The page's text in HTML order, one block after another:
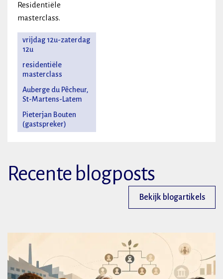
Residentiële
masterclass.
vrijdag 12u-zaterdag
12u
residentiële
masterclass
Auberge du Pêcheur,
St-Martens-Latem
Pieterjan Bouten
(gastspreker)
Recente blogposts
Bekijk blogartikels